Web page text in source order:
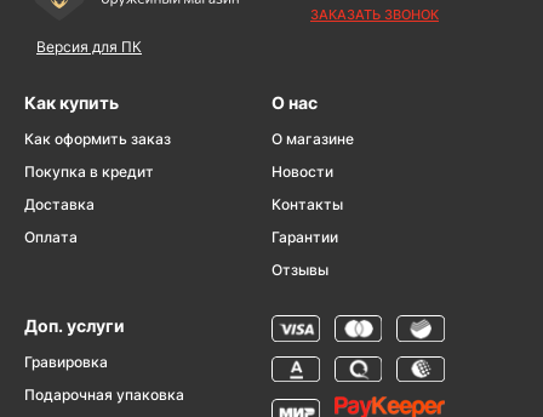
Версия для ПК
ЗАКАЗАТЬ ЗВОНОК
Как купить
Как оформить заказ
Покупка в кредит
Доставка
Оплата
О нас
О магазине
Новости
Контакты
Гарантии
Отзывы
Доп. услуги
Гравировка
Подарочная упаковка